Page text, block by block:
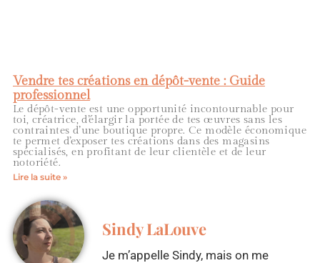
Vendre tes créations en dépôt-vente : Guide
professionnel
Le dépôt-vente est une opportunité incontournable pour
toi, créatrice, d’élargir la portée de tes œuvres sans les
contraintes d’une boutique propre. Ce modèle économique
te permet d’exposer tes créations dans des magasins
spécialisés, en profitant de leur clientèle et de leur
notoriété.
Lire la suite »
Sindy LaLouve
Je m’appelle Sindy, mais on me